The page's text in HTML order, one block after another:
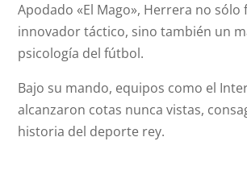
Apodado «El Mago», Herrera no sólo
innovador táctico, sino también un
psicología del fútbol.
Bajo su mando, equipos como el
alcanzaron cotas nunca vistas,
historia del deporte rey.